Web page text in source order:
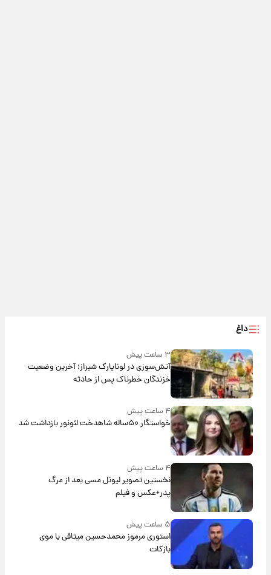
داغ
۳ ساعت پیش
آتش‌سوزی در لوناپارک شیراز؛ آخرین وضعیت
خزندگان خطرناک پس از حادثه
۴ ساعت پیش
خواستگار ۵۰ساله شاهدخت لئونور بازداشت شد
نخستین تصویر لیونل مسی بعد از مرگ
پدر+عکس و فیلم
۵ ساعت پیش
استوری مرموز محمدحسین میثاقی با موی
بازکات